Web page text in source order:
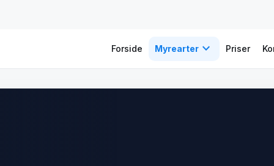
Forside Myrearter expand_more Priser